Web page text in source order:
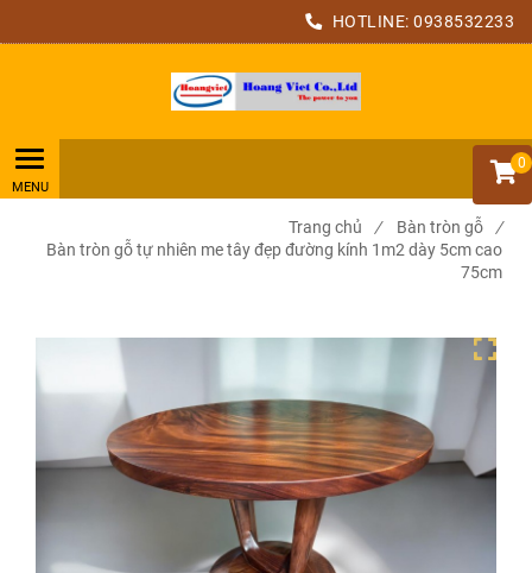
HOTLINE: 0938532233
0
Trang chủ / Bàn tròn gỗ
/
Bàn tròn gỗ tự nhiên me tây đẹp đường kính 1m2 dày 5cm cao
75cm